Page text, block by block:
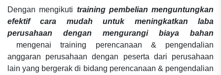
Dengan mengikuti training pembelian menguntungkan
efektif cara mudah untuk meningkatkan laba
perusahaan dengan mengurangi biaya bahan
mengenaitraining perencanaan & pengendalian
anggaran perusahaandengan peserta dari perusahaan
lain yang bergerak di bidang perencanaan & pengendalian